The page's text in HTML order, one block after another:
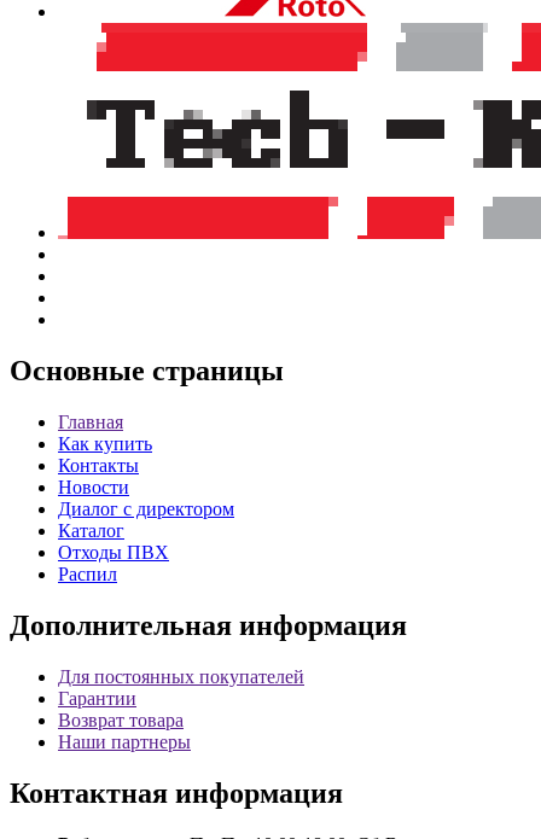
Основные страницы
Главная
Как купить
Контакты
Новости
Диалог с директором
Каталог
Отходы ПВХ
Распил
Дополнительная информация
Для постоянных покупателей
Гарантии
Возврат товара
Наши партнеры
Контактная информация